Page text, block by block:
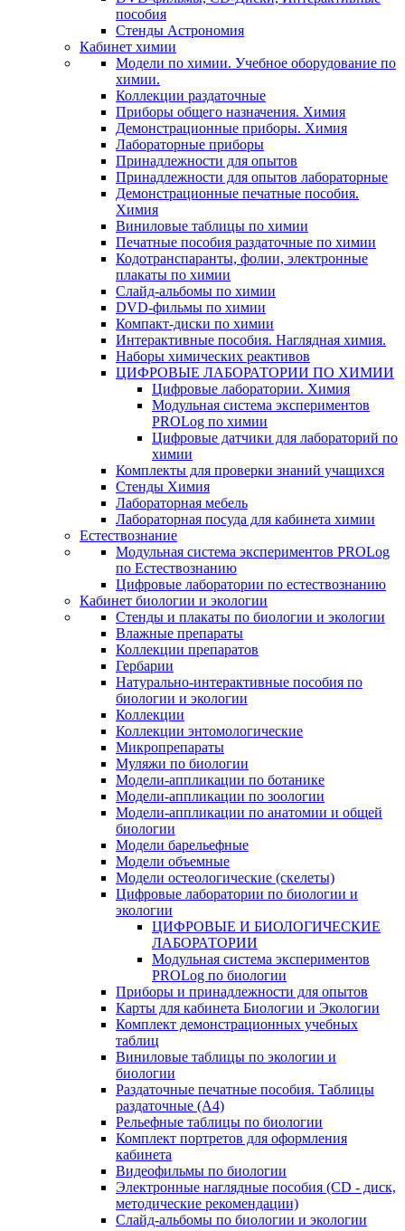
пособия
Стенды Астрономия
Кабинет химии
Модели по химии. Учебное оборудование по
химии.
Коллекции раздаточные
Приборы общего назначения. Химия
Демонстрационные приборы. Химия
Лабораторные приборы
Принадлежности для опытов
Принадлежности для опытов лабораторные
Демонстрационные печатные пособия.
Химия
Виниловые таблицы по химии
Печатные пособия раздаточные по химии
Кодотранспаранты, фолии, электронные
плакаты по химии
Слайд-альбомы по химии
DVD-фильмы по химии
Компакт-диски по химии
Интерактивные пособия. Наглядная химия.
Наборы химических реактивов
ЦИФРОВЫЕ ЛАБОРАТОРИИ ПО ХИМИИ
Цифровые лаборатории. Химия
Модульная система экспериментов
PROLog по химии
Цифровые датчики для лабораторий по
химии
Комплекты для проверки знаний учащихся
Стенды Химия
Лабораторная мебель
Лабораторная посуда для кабинета химии
Естествознание
Модульная система экспериментов PROLog
по Естествознанию
Цифровые лаборатории по естествознанию
Кабинет биологии и экологии
Стенды и плакаты по биологии и экологии
Влажные препараты
Коллекции препаратов
Гербарии
Натурально-интерактивные пособия по
биологии и экологии
Коллекции
Коллекции энтомологические
Микропрепараты
Муляжи по биологии
Модели-аппликации по ботанике
Модели-аппликации по зоологии
Модели-аппликации по анатомии и общей
биологии
Модели барельефные
Модели объемные
Модели остеологические (скелеты)
Цифровые лаборатории по биологии и
экологии
ЦИФРОВЫЕ И БИОЛОГИЧЕСКИЕ
ЛАБОРАТОРИИ
Модульная система экспериментов
PROLog по биологии
Приборы и принадлежности для опытов
Карты для кабинета Биологии и Экологии
Комплект демонстрационных учебных
таблиц
Виниловые таблицы по экологии и
биологии
Раздаточные печатные пособия. Таблицы
раздаточные (А4)
Рельефные таблицы по биологии
Комплект портретов для оформления
кабинета
Видеофильмы по биологии
Электронные наглядные пособия (CD - диск,
методические рекомендации)
Слайд-альбомы по биологии и экологии